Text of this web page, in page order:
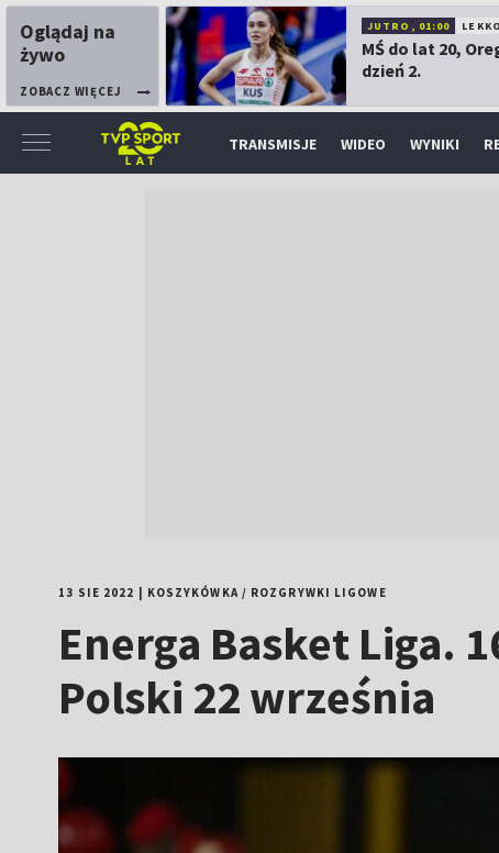
Oglądaj na
żywo
ZOBACZ WIĘCEJ
JUTRO, 01:00
MŚ do lat 20,
dzień 2.
TRANSMISJE WIDEO WYNIKI
13 SIE 2022 KOSZYKÓWKA/ ROZGRYWKI LIGOWE
Energa Basket Liga.
Polski 22 września